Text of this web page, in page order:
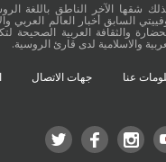
شقها الآخر الناطق باللغة
السابق أخبار العالم العربي
والثقافة العربية الصحيحة
والاسلامية لدى قارئ الروسية.
عنا جهات الاتصال